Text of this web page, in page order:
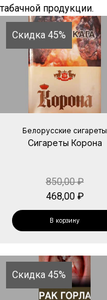
табачной продукции.
Скидка 45%
Белорусские сигареты
Сигареты Корона
850,00₽
468,00 ₽
В корзину
Скидка 45%